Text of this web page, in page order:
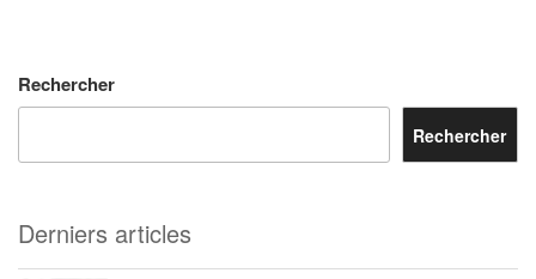
Rechercher
Rechercher
Derniers articles